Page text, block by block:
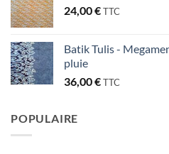
24,00€TTC
Batik Tulis -
pluie
36,00€TTC
POPULAIRE